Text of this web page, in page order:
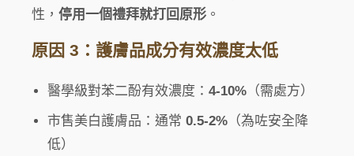
性， 停用一個禮拜就打回原形 。
原因 3：護膚品成分有效濃度太低
醫學級對苯二酚有效濃度： 4-10% （需處方）
市售美白護膚品：通常 0.5-2% （為咗安全降
低）